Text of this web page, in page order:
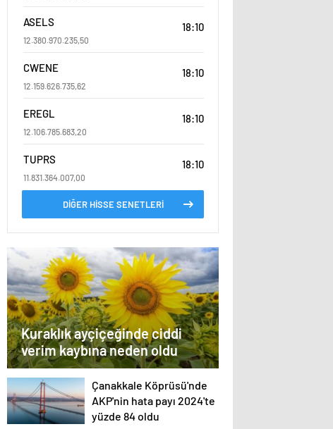
ASELS
12.380.970.235,50
18:10
CWENE
12.159.626.735,62
18:10
EREGL
12.106.785.683,20
18:10
TUPRS
11.831.364.007,00
18:10
DİĞER HİSSE SENETLERİ
Kuraklık ayçiçeğinde ciddi
verim kaybına neden oldu
Çanakkale Köprüsü'nde
AKP'nin hata payı 2024'te
yüzde 84 oldu